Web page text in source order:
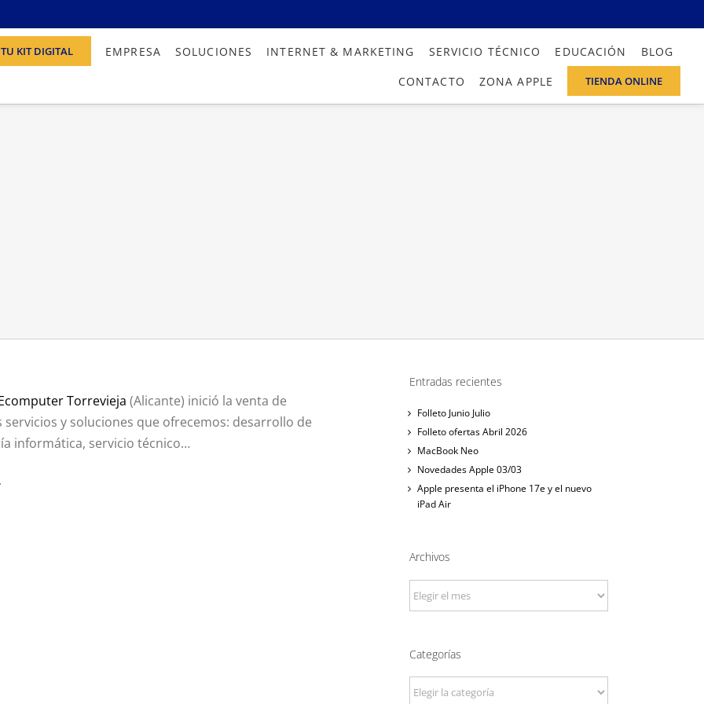
KIT DIGITAL EMPRESA SOLUCIONES INTERNET & MARKETING SERVICIO TÉCNICO EDUCACIÓN
BLOG
CONTACTO
ZONA APPLE TIENDA ONLINE
Torrevieja (Alicante) inició la venta de
y soluciones que ofrecemos: desarrollo de
informática, servicio técnico…
Entradas recientes
Folleto Junio Julio
Folleto ofertas Abril 2026
MacBook Neo
Novedades Apple 03/03
Apple presenta el iPhone 17e y el nuevo
iPad Air
Archivos
Archivos
Categorías
Categorías